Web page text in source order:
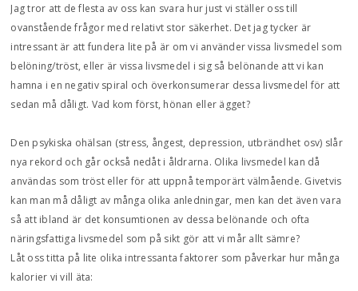
Jag tror att de flesta av oss kan svara hur just vi ställer oss till
ovanstående frågor med relativt stor säkerhet. Det jag tycker är
intressant är att fundera lite på är om vi använder vissa livsmedel som
belöning/tröst, eller är vissa livsmedel i sig så belönande att vi kan
hamna i en negativ spiral och överkonsumerar dessa livsmedel för att
sedan må dåligt. Vad kom först, hönan eller ägget?
Den psykiska ohälsan (stress, ångest, depression, utbrändhet osv) slår
nya rekord och går också nedåt i åldrarna. Olika livsmedel kan då
användas som tröst eller för att uppnå temporärt välmående. Givetvis
kan man må dåligt av många olika anledningar, men kan det även vara
så att ibland är det konsumtionen av dessa belönande och ofta
näringsfattiga livsmedel som på sikt gör att vi mår allt sämre?
Låt oss titta på lite olika intressanta faktorer som påverkar hur många
kalorier vi vill äta: